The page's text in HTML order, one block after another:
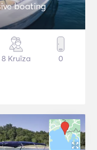
boating
8 Kruīza 0